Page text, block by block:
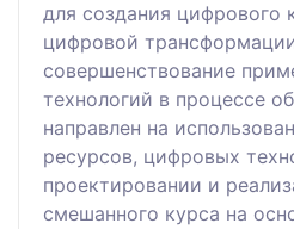
для создания цифрового
цифровой
совершенствование
технологий в процессе
направлен на
ресурсов, цифровых
проектировании и
смешанного курса на